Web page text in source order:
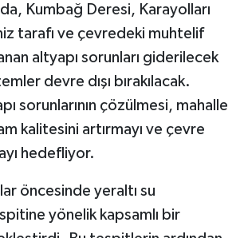
Kumbağ Deresi, Karayolları
tarafı ve çevredeki muhtelif
altyapı sorunları giderilecek
devre dışı bırakılacak.
sorunlarının çözülmesi, mahalle
kalitesini artırmayı ve çevre
hedefliyor.
öncesinde yeraltı su
yönelik kapsamlı bir